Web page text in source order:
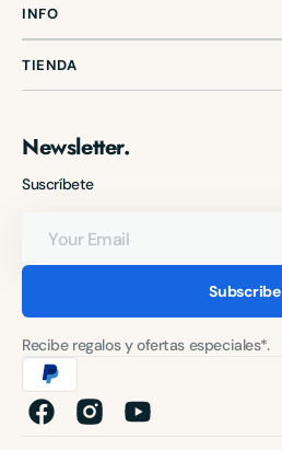
INFO
TIENDA
Newsletter.
Suscríbete
Email
Subscribe
Recibe regalos y ofertas especiales*.
FacebookInstagramYouTube